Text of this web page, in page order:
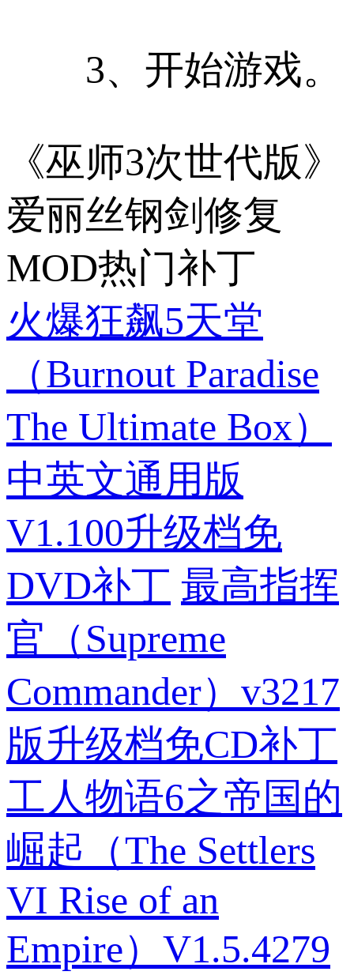
3、开始游戏。
《巫师3次世代版》
爱丽丝钢剑修复
MOD热门补丁
火爆狂飙5天堂
（Burnout Paradise
The Ultimate Box）
中英文通用版
V1.100升级档免
DVD补丁 最高指挥
官（Supreme
Commander）v3217
版升级档免CD补丁
工人物语6之帝国的
崛起（The Settlers
VI Rise of an
Empire）V1.5.4279